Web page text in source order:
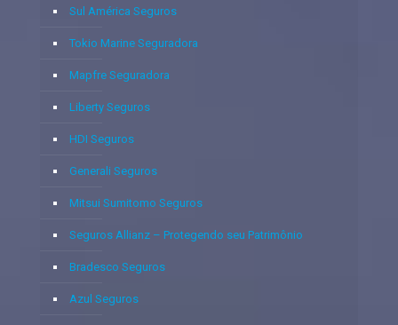
Sul América Seguros
Tokio Marine Seguradora
Mapfre Seguradora
Liberty Seguros
HDI Seguros
Generali Seguros
Mitsui Sumitomo Seguros
Seguros Allianz – Protegendo seu Patrimônio
Bradesco Seguros
Azul Seguros